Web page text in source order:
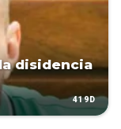
disidencia
419D